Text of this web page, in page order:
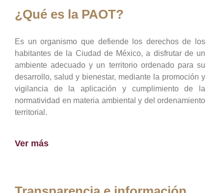
¿Qué es la PAOT?
Es un organismo que defiende los derechos de los
habitantes de la Ciudad de México, a disfrutar de un
ambiente adecuado y un territorio ordenado para su
desarrollo, salud y bienestar, mediante la promoción y
vigilancia de la aplicación y cumplimiento de la
normatividad en materia ambiental y del ordenamiento
territorial.
Ver más